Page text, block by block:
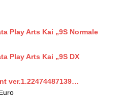
Play Arts Kai „9S Normale
Play Arts Kai „9S DX
ver.1.22474487139…